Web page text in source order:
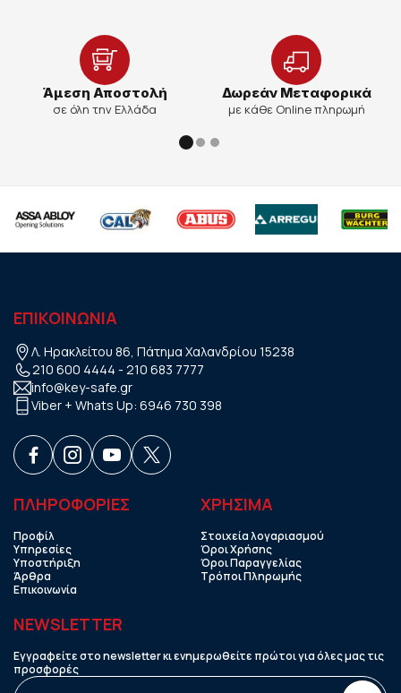
Άμεση Αποστολή
σε όλη την Ελλάδα
Δωρεάν Μεταφορικά
με κάθε Online πληρωμή
ΕΠΙΚΟΙΝΩΝΙΑ
Λ. Ηρακλείτου 86, Πάτημα Χαλανδρίου 15238
210 600 4444 - 210 683 7777
info@key-safe.gr
Viber + Whats Up: 6946 730 398
ΠΛΗΡΟΦΟΡΙΕΣ
Προφίλ
Υπηρεσίες
Υποστήριξη
Άρθρα
Επικοινωνία
ΧΡHΣΙΜΑ
Στοιχεία λογαριασμού
Όροι Χρήσης
Όροι Παραγγελίας
Τρόποι Πληρωμής
NEWSLETTER
Εγγραφείτε στο newsletter κι ενημερωθείτε πρώτοι για όλες μας τις
προσφορές